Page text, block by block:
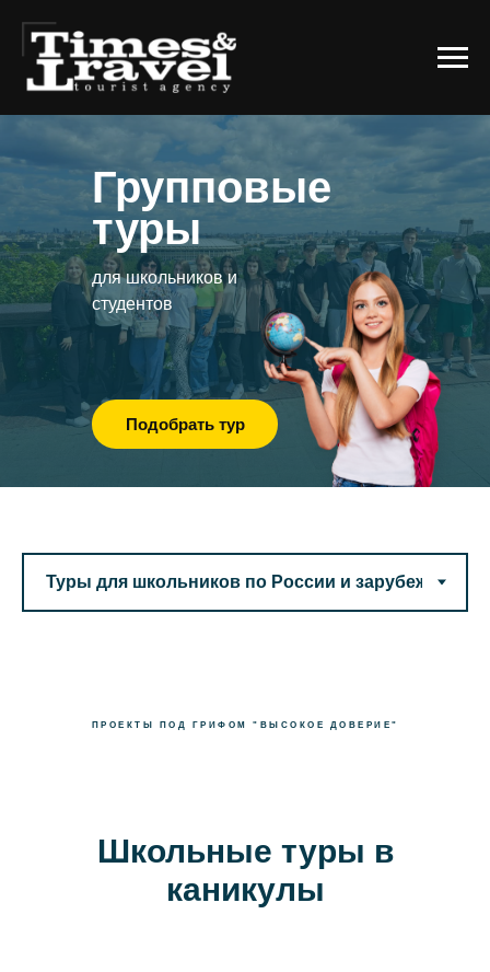
Групповые
туры
для школьников и
студентов
Подобрать тур
ПРОЕКТЫ ПОД ГРИФОМ "ВЫСОКОЕ ДОВЕРИЕ"
Школьные туры в
каникулы